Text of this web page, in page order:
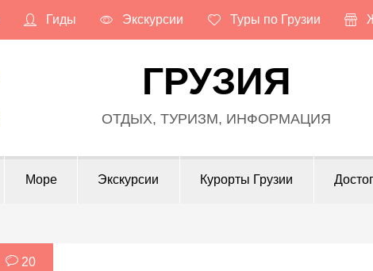
Гиды Экскурсии Туры по Грузии
ГРУЗИЯ
ОТДЫХ, ТУРИЗМ, ИНФОРМАЦИЯ
Море Экскурсии Курорты Грузии
20